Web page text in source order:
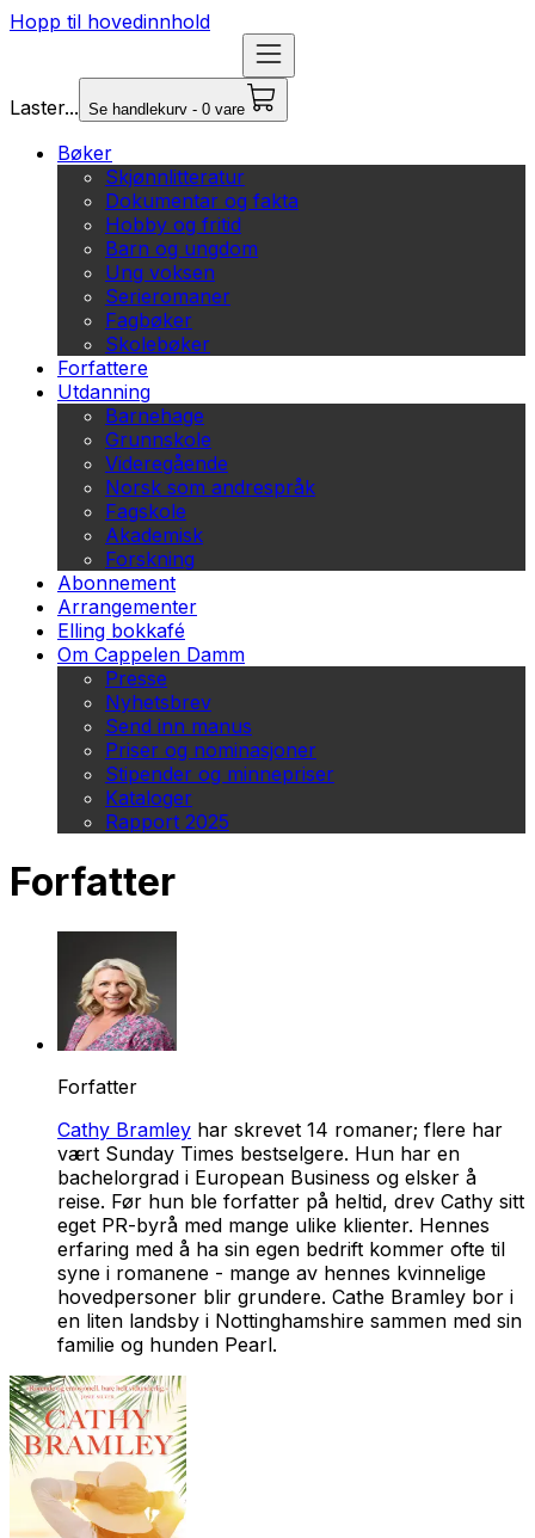
Hopp til hovedinnhold
Laster... Se handlekurv - 0 vare
Bøker
Skjønnlitteratur
Dokumentar og fakta
Hobby og fritid
Barn og ungdom
Ung voksen
Serieromaner
Fagbøker
Skolebøker
Forfattere
Utdanning
Barnehage
Grunnskole
Videregående
Norsk som andrespråk
Fagskole
Akademisk
Forskning
Abonnement
Arrangementer
Elling bokkafé
Om Cappelen Damm
Presse
Nyhetsbrev
Send inn manus
Priser og nominasjoner
Stipender og minnepriser
Kataloger
Rapport 2025
Forfatter
Forfatter
Cathy Bramley har skrevet 14 romaner; flere har
vært Sunday Times bestselgere. Hun har en
bachelorgrad i European Business og elsker å
reise. Før hun ble forfatter på heltid, drev Cathy sitt
eget PR-byrå med mange ulike klienter. Hennes
erfaring med å ha sin egen bedrift kommer ofte til
syne i romanene - mange av hennes kvinnelige
hovedpersoner blir grundere. Cathe Bramley bor i
en liten landsby i Nottinghamshire sammen med sin
familie og hunden Pearl.